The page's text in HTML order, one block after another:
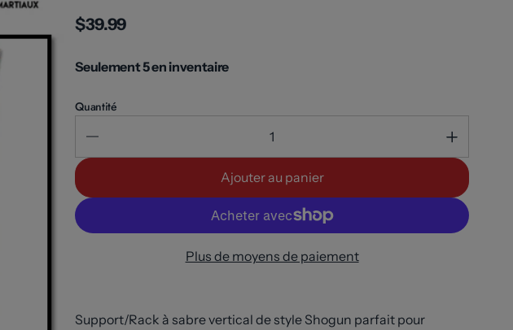
$39.99
Seulement 5 en inventaire
Quantité
Ajouter au panier
Plus de moyens de paiement
Support/Rack à sabre vertical de style Shogun parfait pour